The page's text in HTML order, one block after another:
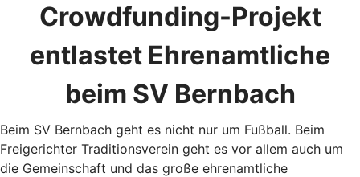
Crowdfunding-Projekt
entlastet Ehrenamtliche
beim SV Bernbach
Beim SV Bernbach geht es nicht nur um Fußball. Beim
Freigerichter Traditionsverein geht es vor allem auch um
die Gemeinschaft und das große ehrenamtliche